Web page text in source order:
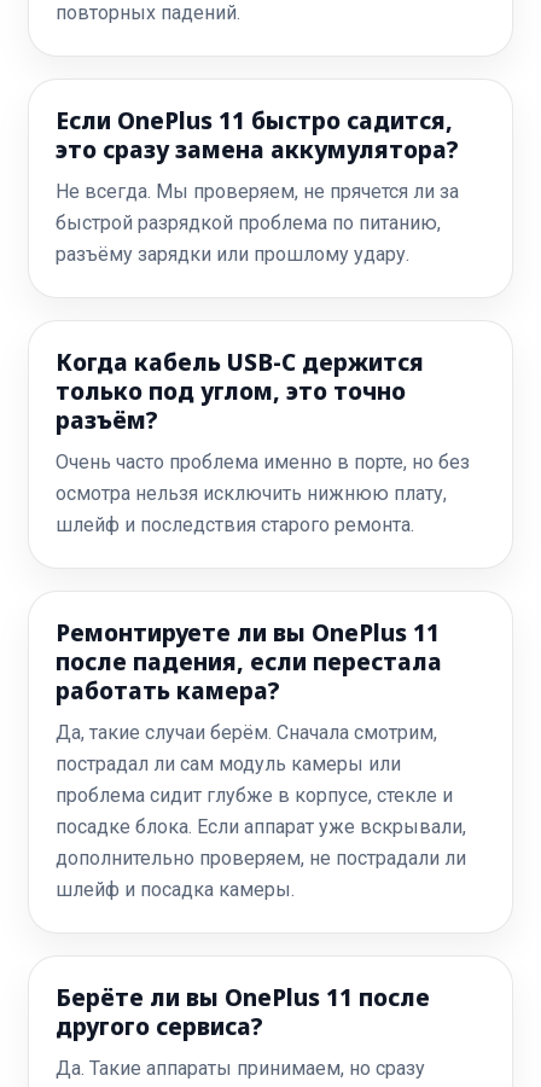
повторных падений.
Если OnePlus 11 быстро садится,
это сразу замена аккумулятора?
Не всегда. Мы проверяем, не прячется ли за
быстрой разрядкой проблема по питанию,
разъёму зарядки или прошлому удару.
Когда кабель USB-C держится
только под углом, это точно
разъём?
Очень часто проблема именно в порте, но без
осмотра нельзя исключить нижнюю плату,
шлейф и последствия старого ремонта.
Ремонтируете ли вы OnePlus 11
после падения, если перестала
работать камера?
Да, такие случаи берём. Сначала смотрим,
пострадал ли сам модуль камеры или
проблема сидит глубже в корпусе, стекле и
посадке блока. Если аппарат уже вскрывали,
дополнительно проверяем, не пострадали ли
шлейф и посадка камеры.
Берёте ли вы OnePlus 11 после
другого сервиса?
Да. Такие аппараты принимаем, но сразу